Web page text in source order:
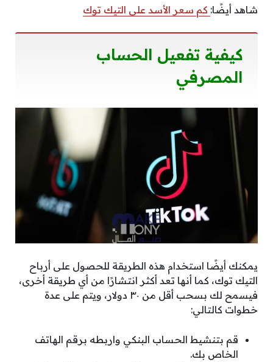
شاهد أيضًا: كم سعر الأسد على التيك توك
كيفية تفعيل الحساب
المصرفي
يمكنك أيضًا استخدام هذه الطريقة للحصول على أرباح
التيك توك، كما أنها تعد أكثر انتشارًا من أي طريقة أخرى،
فيسمح لك بسحب أقل من ٣٠ دولار، ويتم على عدة
خطوات كالتالي:
قم بتنشيط الحساب البنكي واربطه برقم الهاتف
الخاص بك.